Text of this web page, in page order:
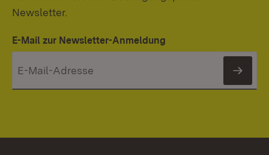
Newsletter.
E-Mail zur Newsletter-Anmeldung